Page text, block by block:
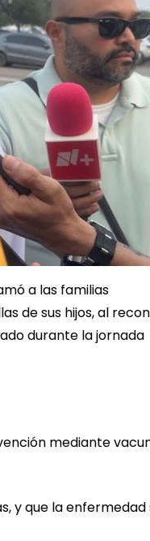
a las familias
de sus hijos, al
durante la jornada
mediante
y que la enfermedad